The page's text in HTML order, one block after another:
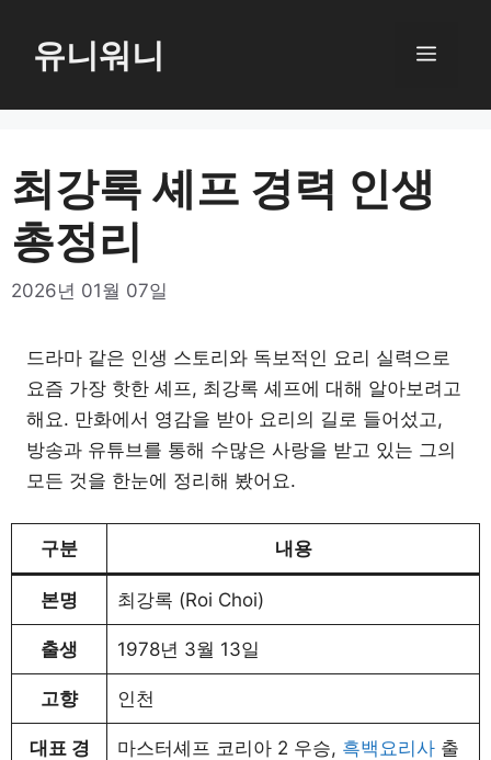
로
뛰
유니워니 메
최강록 셰프 경력 인생
총정리
2026년 01월 07일
드라마 같은 인생 스토리와 독보적인 요리 실력으로
요즘 가장 핫한 셰프, 최강록 셰프에 대해 알아보려고
해요. 만화에서 영감을 받아 요리의 길로 들어섰고,
방송과 유튜브를 통해 수많은 사랑을 받고 있는 그의
모든 것을 한눈에 정리해 봤어요.
구분 내용
본명 최강록 (Roi Choi)
출생 1978년 3월 13일
고향 인천
대표 경
마스터셰프 코리아 2 우승, 흑백요리사출